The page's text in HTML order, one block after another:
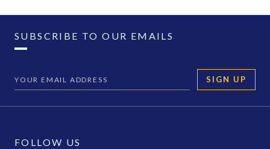
SUBSCRIBE TO OUR EMAILS
SIGN UP
FOLLOW US